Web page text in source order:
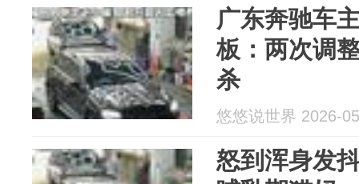
广东奔驰车
板：两次调
杀
悠悠说世界 2026-
怒到浑身发